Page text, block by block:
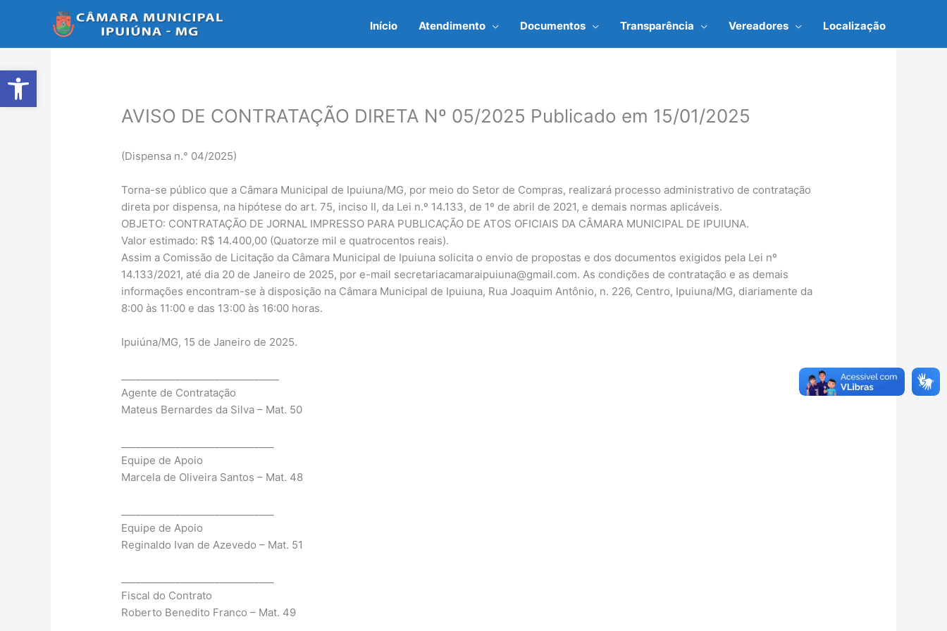
Abrir a barra de ferramentas
Início Atendimento Documentos Transparência Vereadores Localização
AVISO DE CONTRATAÇÃO DIRETA Nº 05/2025 Publicado em 15/01/2025
(Dispensa n.° 04/2025)
Torna-se público que a Câmara Municipal de Ipuiuna/MG, por meio do Setor de Compras, realizará processo administrativo de contratação
direta por dispensa, na hipótese do art. 75, inciso II, da Lei n.º 14.133, de 1º de abril de 2021, e demais normas aplicáveis.
OBJETO: CONTRATAÇÃO DE JORNAL IMPRESSO PARA PUBLICAÇÃO DE ATOS OFICIAIS DA CÂMARA MUNICIPAL DE IPUIUNA.
Valor estimado: R$ 14.400,00 (Quatorze mil e quatrocentos reais).
Assim a Comissão de Licitação da Câmara Municipal de Ipuiuna solicita o envio de propostas e dos documentos exigidos pela Lei nº
14.133/2021, até dia 20 de Janeiro de 2025, por e-mail secretariacamaraipuiuna@gmail.com. As condições de contratação e as demais
informações encontram-se à disposição na Câmara Municipal de Ipuiuna, Rua Joaquim Antônio, n. 226, Centro, Ipuiuna/MG, diariamente da
8:00 às 11:00 e das 13:00 às 16:00 horas.
Ipuiúna/MG, 15 de Janeiro de 2025.
Agente de Contratação
Mateus Bernardes da Silva – Mat. 50
Equipe de Apoio
Marcela de Oliveira Santos – Mat. 48
Equipe de Apoio
Reginaldo Ivan de Azevedo – Mat. 51
Fiscal do Contrato
Roberto Benedito Franco – Mat. 49